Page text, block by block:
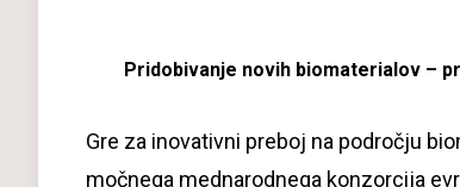
Pridobivanje novih biomaterialov –
Gre za inovativni preboj na področju
močnega mednarodnega konzorcija